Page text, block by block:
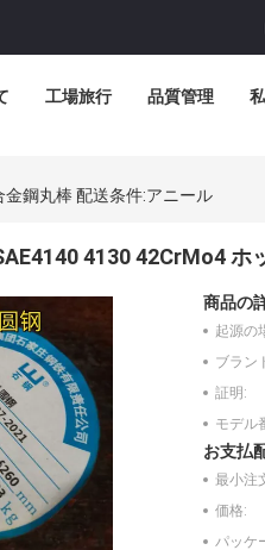
工場旅行 品質管理
鋼丸棒 配送条件:アニール
4130 42CrMo4
商品の
起源の
ブラン
証明:
モデル
お支払
最小注
価格:
パッケ